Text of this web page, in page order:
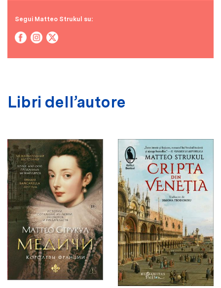
Segui Matteo Strukul su:
Libri dell’autore